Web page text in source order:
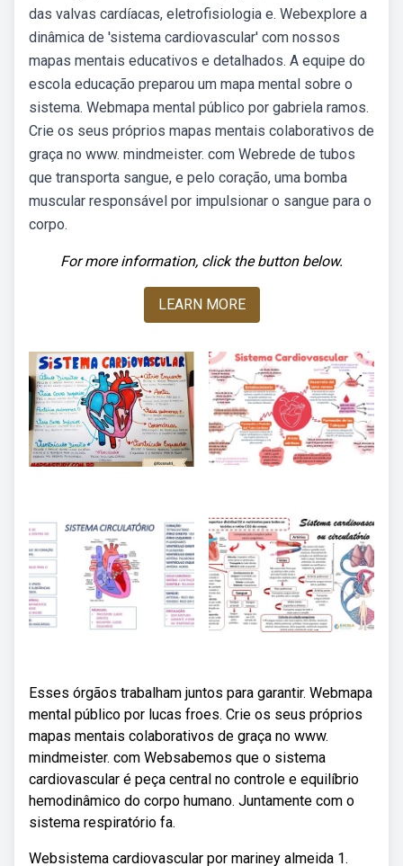
das valvas cardíacas, eletrofisiologia e. Webexplore a
dinâmica de 'sistema cardiovascular' com nossos
mapas mentais educativos e detalhados. A equipe do
escola educação preparou um mapa mental sobre o
sistema. Webmapa mental público por gabriela ramos.
Crie os seus próprios mapas mentais colaborativos de
graça no www. mindmeister. com Webrede de tubos
que transporta sangue, e pelo coração, uma bomba
muscular responsável por impulsionar o sangue para o
corpo.
For more information, click the button below.
LEARN MORE
Esses órgãos trabalham juntos para garantir. Webmapa
mental público por lucas froes. Crie os seus próprios
mapas mentais colaborativos de graça no www.
mindmeister. com Websabemos que o sistema
cardiovascular é peça central no controle e equilíbrio
hemodinâmico do corpo humano. Juntamente com o
sistema respiratório fa.
Websistema cardiovascular por mariney almeida 1.